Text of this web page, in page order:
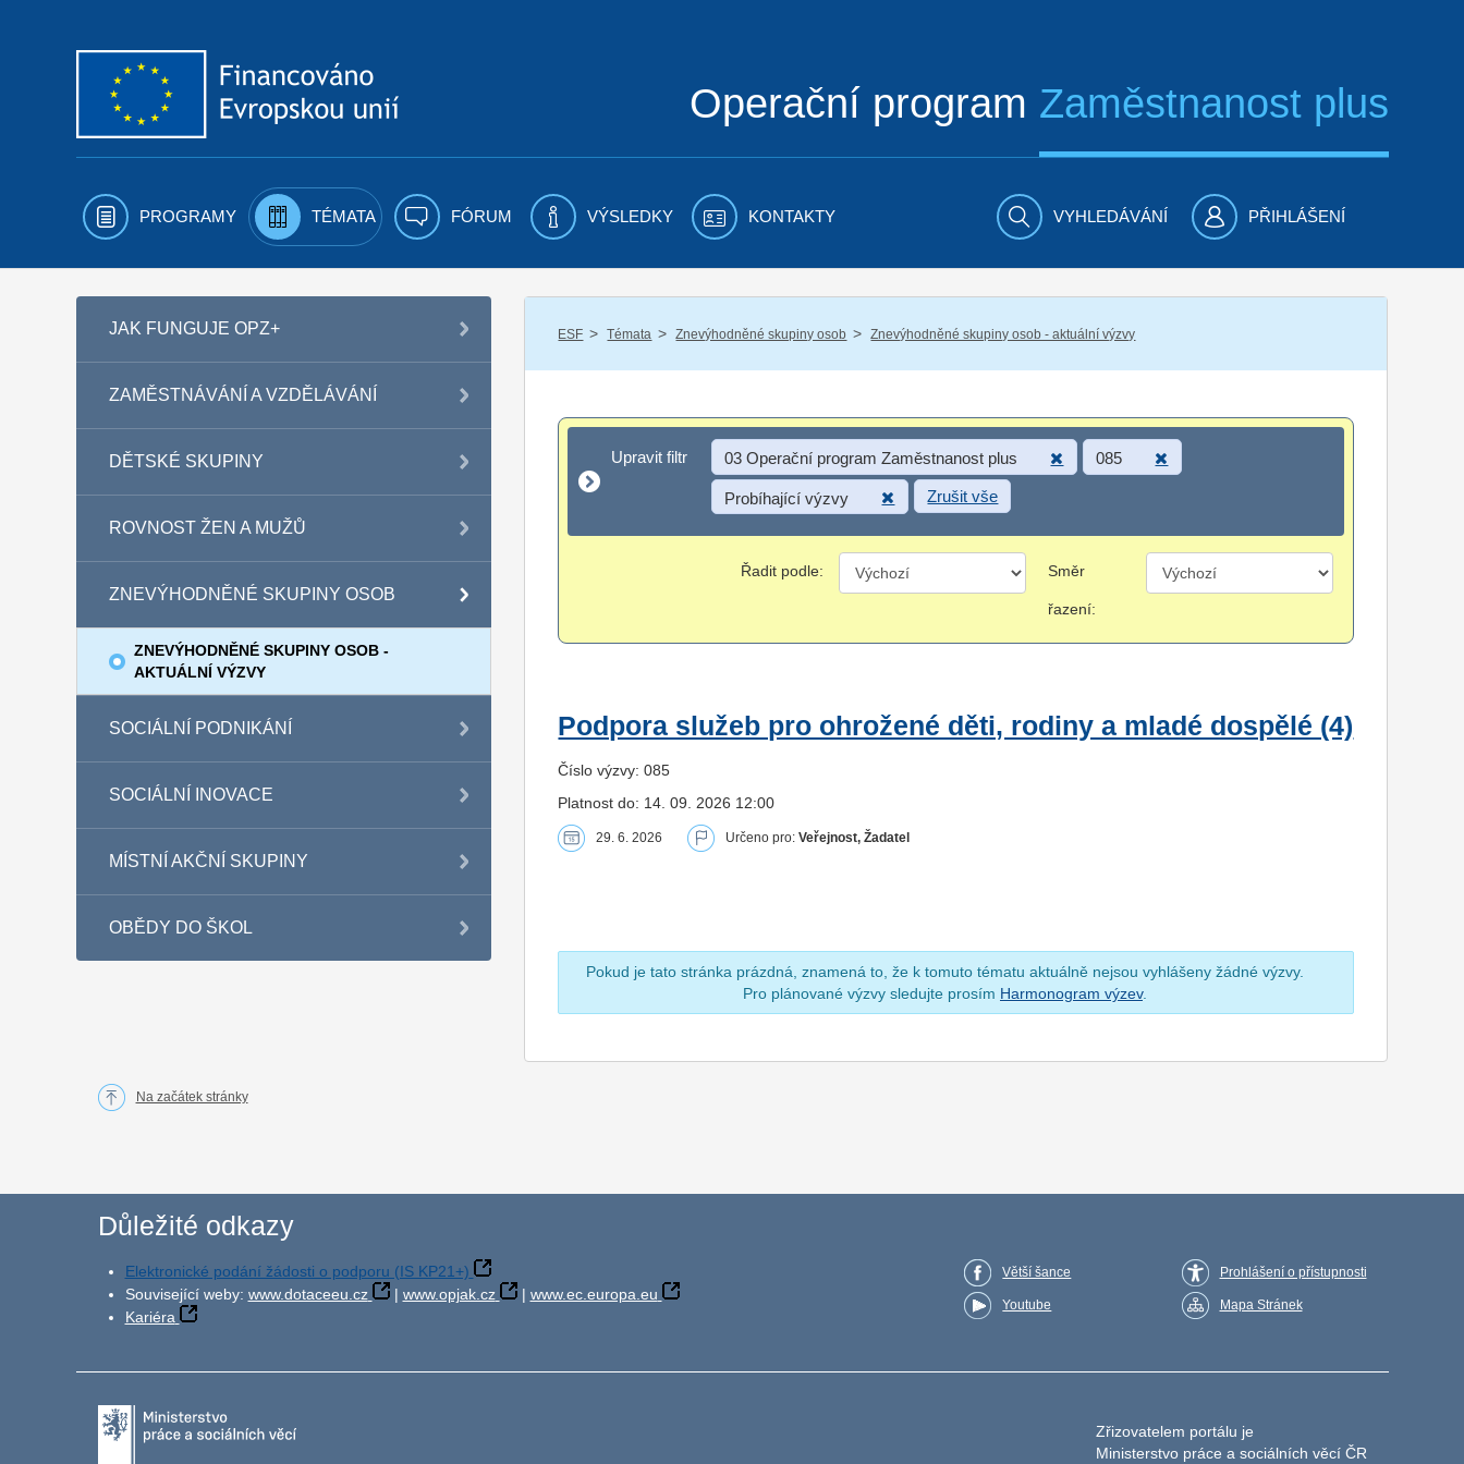
Operační program Zaměstnanost plus
PROGRAMY TÉMATA FÓRUM VÝSLEDKY KONTAKTY VYHLEDÁVÁNÍ PŘIHLÁŠENÍ
JAK FUNGUJE OPZ+
ZAMĚSTNÁVÁNÍ A VZDĚLÁVÁNÍ
DĚTSKÉ SKUPINY
ROVNOST ŽEN A MUŽŮ
ZNEVÝHODNĚNÉ SKUPINY OSOB
ZNEVÝHODNĚNÉ SKUPINY OSOB -
AKTUÁLNÍ VÝZVY
SOCIÁLNÍ PODNIKÁNÍ
SOCIÁLNÍ INOVACE
MÍSTNÍ AKČNÍ SKUPINY
OBĚDY DO ŠKOL
ESF / Témata / Znevýhodněné skupiny osob / Znevýhodněné skupiny osob - aktuální výzvy
Upravit filtr
Upravit filtr 03 Operační program Zaměstnanost plus 085
Probíhající výzvy Zrušit vše
Řadit podle: Směr
řazení:
Podpora služeb pro ohrožené děti, rodiny a mladé dospělé (4)
Číslo výzvy: 085
Platnost do: 14. 09. 2026 12:00
29. 6. 2026 Určeno pro:Veřejnost, Žadatel
Pokud je tato stránka prázdná, znamená to, že k tomuto tématu aktuálně nejsou vyhlášeny žádné výzvy.
Pro plánované výzvy sledujte prosím Harmonogram výzev.
Na začátek stránky
Důležité odkazy
Elektronické podání žádosti o podporu (IS KP21+)
Související weby: www.dotaceeu.cz | www.opjak.cz | www.ec.europa.eu
Kariéra
Větší šance
Youtube
Prohlášení o přístupnosti
Mapa Stránek
Zřizovatelem portálu je
Ministerstvo práce a sociálních věcí ČR